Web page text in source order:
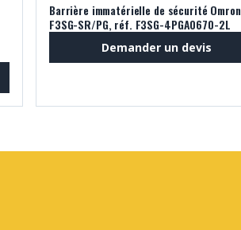
Barrière immatérielle de sécurité Omron
F3SG-SR/PG, réf. F3SG-4PGA0670-2L
Demander un devis